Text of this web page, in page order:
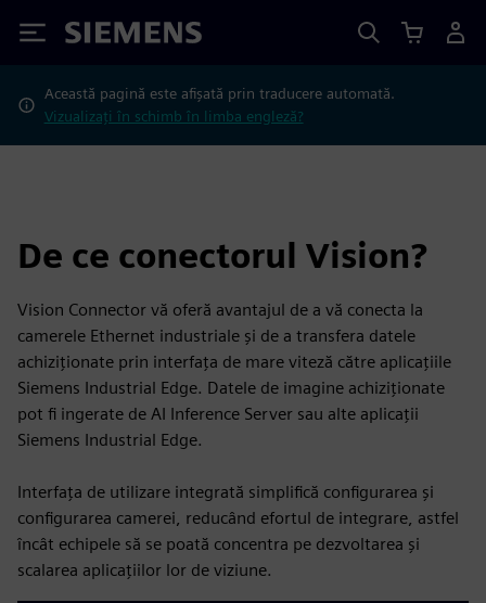
Siemens
Această pagină este afișată prin traducere automată.
Vizualizați în schimb în limba engleză?
De ce conectorul Vision?
Vision Connector vă oferă avantajul de a vă conecta la
camerele Ethernet industriale și de a transfera datele
achiziționate prin interfața de mare viteză către aplicațiile
Siemens Industrial Edge. Datele de imagine achiziționate
pot fi ingerate de AI Inference Server sau alte aplicații
Siemens Industrial Edge.
Interfața de utilizare integrată simplifică configurarea și
configurarea camerei, reducând efortul de integrare, astfel
încât echipele să se poată concentra pe dezvoltarea și
scalarea aplicațiilor lor de viziune.